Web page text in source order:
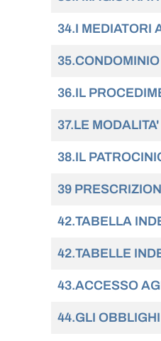
34.I MEDIATORI
36.IL
37.LE
38.IL
39
42.TABELLA
42.TABELLE
43.ACCESSO
44.GLI